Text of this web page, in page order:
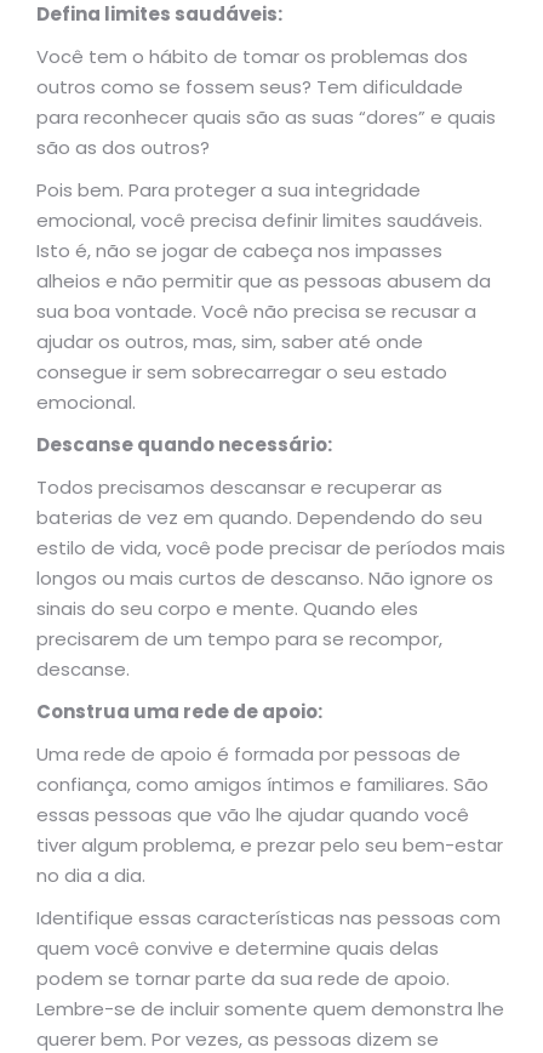
Defina limites saudáveis:
Você tem o hábito de tomar os problemas dos
outros como se fossem seus? Tem dificuldade
para reconhecer quais são as suas “dores” e quais
são as dos outros?
Pois bem. Para proteger a sua integridade
emocional, você precisa definir limites saudáveis.
Isto é, não se jogar de cabeça nos impasses
alheios e não permitir que as pessoas abusem da
sua boa vontade. Você não precisa se recusar a
ajudar os outros, mas, sim, saber até onde
consegue ir sem sobrecarregar o seu estado
emocional.
Descanse quando necessário:
Todos precisamos descansar e recuperar as
baterias de vez em quando. Dependendo do seu
estilo de vida, você pode precisar de períodos mais
longos ou mais curtos de descanso. Não ignore os
sinais do seu corpo e mente. Quando eles
precisarem de um tempo para se recompor,
descanse.
Construa uma rede de apoio:
Uma rede de apoio é formada por pessoas de
confiança, como amigos íntimos e familiares. São
essas pessoas que vão lhe ajudar quando você
tiver algum problema, e prezar pelo seu bem-estar
no dia a dia.
Identifique essas características nas pessoas com
quem você convive e determine quais delas
podem se tornar parte da sua rede de apoio.
Lembre-se de incluir somente quem demonstra lhe
querer bem. Por vezes, as pessoas dizem se